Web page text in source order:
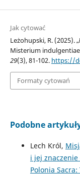
Jak cytować
Leżohupski, R. (2025).
Misterium
29(3), 81-102. https://
Formaty cytowań
Podobne
Lech Król,
i jej znaczenie
Polonia